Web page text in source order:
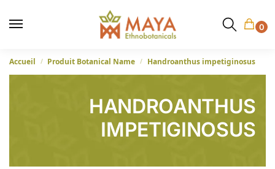
0
Accueil / Produit Botanical Name / Handroanthus impetiginosus
HANDROANTHUS
IMPETIGINOSUS